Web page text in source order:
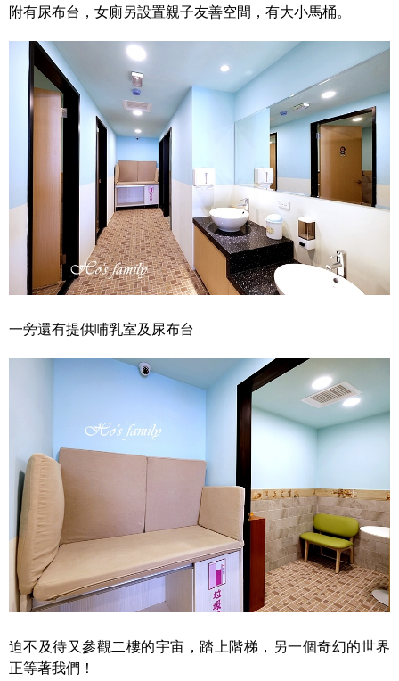
附有尿布台，女廁另設置親子友善空間，有大小馬桶。
一旁還有提供哺乳室及尿布台
迫不及待又參觀二樓的宇宙，踏上階梯，另一個奇幻的世界
正等著我們！